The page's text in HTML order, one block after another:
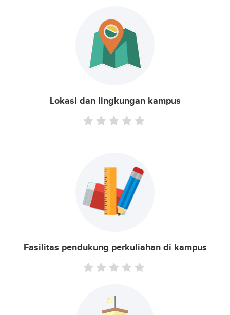
Lokasi dan lingkungan kampus
Fasilitas pendukung perkuliahan di kampus